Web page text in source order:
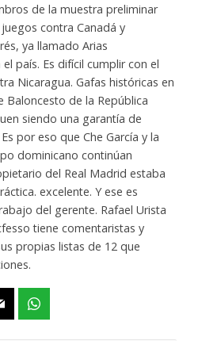
de la muestra preliminar
contra Canadá y
ya llamado Arias
país. Es difícil cumplir con el
Nicaragua. Gafas históricas en
Baloncesto de la República
siendo una garantía de
por eso que Che García y la
dominicano continúan
del Real Madrid estaba
excelente. Y ese es
del gerente. Rafael Urista
tiene comentaristas y
propias listas de 12 que